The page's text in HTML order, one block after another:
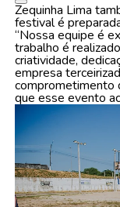
Zequinha Lima
festival é
“Nossa equipe é
trabalho é
criatividade,
empresa
comprometimento
que esse evento